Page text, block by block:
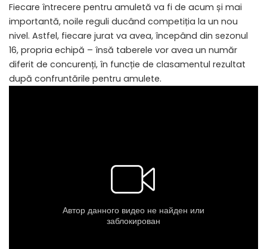
Fiecare întrecere pentru amuletă va fi de acum și mai
importantă, noile reguli ducând competiția la un nou
nivel. Astfel, fiecare jurat va avea, începând din sezonul
16, propria echipă – însă taberele vor avea un număr
diferit de concurenți, în funcție de clasamentul rezultat
după confruntările pentru amulete.